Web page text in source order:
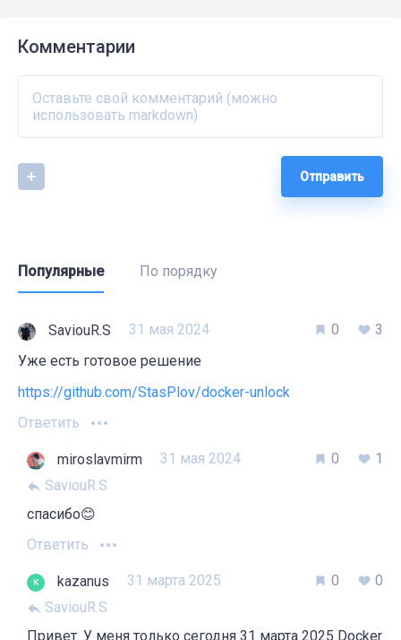
Комментарии
Отправить
Популярные По порядку
SaviouR.S 31 мая 2024 0
3
Уже есть готовое решение
https://github.com/StasPlov/docker-unlock
Ответить
miroslavmirm
31 мая 2024
SaviouR.S
0 1
спасибо😊
Ответить
kazanus
31 марта 2025
SaviouR.S
0 0
Привет. У меня только сегодня 31 марта 2025 Docker